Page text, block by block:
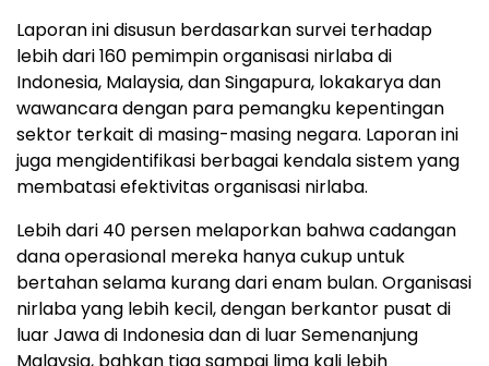
Laporan ini disusun berdasarkan survei terhadap
lebih dari 160 pemimpin organisasi nirlaba di
Indonesia, Malaysia, dan Singapura, lokakarya dan
wawancara dengan para pemangku kepentingan
sektor terkait di masing-masing negara. Laporan ini
juga mengidentifikasi berbagai kendala sistem yang
membatasi efektivitas organisasi nirlaba.
Lebih dari 40 persen melaporkan bahwa cadangan
dana operasional mereka hanya cukup untuk
bertahan selama kurang dari enam bulan. Organisasi
nirlaba yang lebih kecil, dengan berkantor pusat di
luar Jawa di Indonesia dan di luar Semenanjung
Malaysia, bahkan tiga sampai lima kali lebih